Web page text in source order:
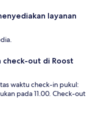
layanan
check-out di Roost
waktu check-in pukul:
pada 11.00. Check-out